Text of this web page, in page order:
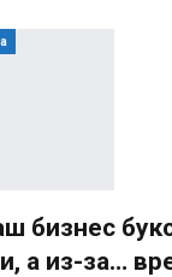
бизнес
а из-за…